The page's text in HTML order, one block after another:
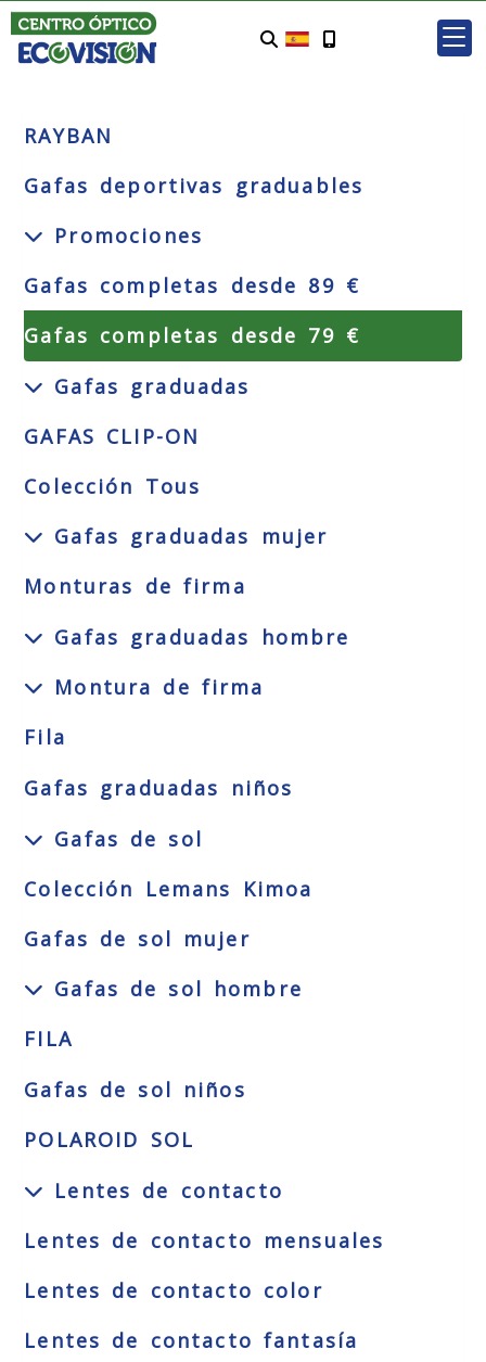
RAYBAN
Gafas deportivas graduables
Promociones
Gafas completas desde 89 €
Gafas completas desde 79 €
Gafas graduadas
GAFAS CLIP-ON
Colección Tous
Gafas graduadas mujer
Monturas de firma
Gafas graduadas hombre
Montura de firma
Fila
Gafas graduadas niños
Gafas de sol
Colección Lemans Kimoa
Gafas de sol mujer
Gafas de sol hombre
FILA
Gafas de sol niños
POLAROID SOL
Lentes de contacto
Lentes de contacto mensuales
Lentes de contacto color
Lentes de contacto fantasía